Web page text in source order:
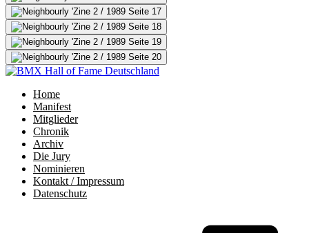
Home
Manifest
Mitglieder
Chronik
Archiv
Die Jury
Nominieren
Kontakt / Impressum
Datenschutz